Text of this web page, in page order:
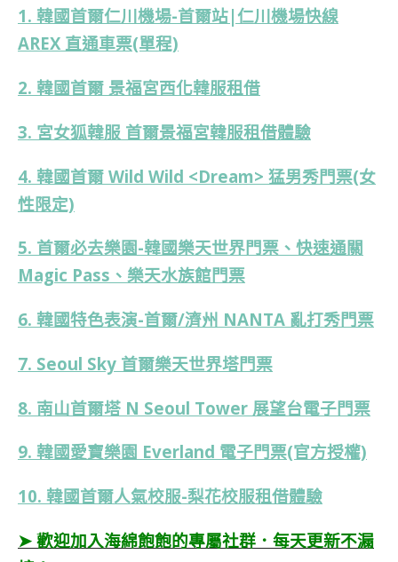
1. 韓國首爾仁川機場-首爾站|仁川機場快線
AREX 直通車票(單程)
2. 韓國首爾 景福宮西化韓服租借
3. 宮女狐韓服 首爾景福宮韓服租借體驗
4. 韓國首爾 Wild Wild <Dream> 猛男秀門票(女
性限定)
5. 首爾必去樂園-韓國樂天世界門票、快速通關
Magic Pass、樂天水族館門票
6. 韓國特色表演-首爾/濟州 NANTA 亂打秀門票
7. Seoul Sky 首爾樂天世界塔門票
8. 南山首爾塔 N Seoul Tower 展望台電子門票
9. 韓國愛寶樂園 Everland 電子門票(官方授權)
10. 韓國首爾人氣校服-梨花校服租借體驗
➤ 歡迎加入海綿飽飽的專屬社群．每天更新不漏